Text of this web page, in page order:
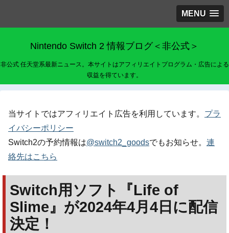
MENU
Nintendo Switch 2 情報ブログ＜非公式＞
非公式 任天堂系最新ニュース。本サイトはアフィリエイトプログラム・広告による
収益を得ています。
当サイトではアフィリエイト広告を利用しています。 プラ
イバシーポリシー
Switch2の予約情報は@switch2_goodsでもお知らせ。 連
絡先はこちら
Switch用ソフト『Life of
Slime』が2024年4月4日に配信
決定！